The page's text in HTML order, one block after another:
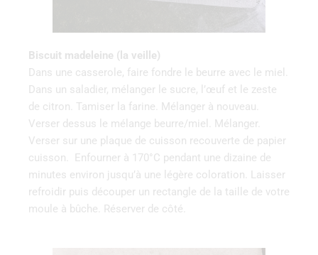
Biscuit madeleine (la veille)
Dans une casserole, faire fondre le beurre avec le miel.
Dans un saladier, mélanger le sucre, l’œuf et le zeste
de citron. Tamiser la farine. Mélanger à nouveau.
Verser dessus le mélange beurre/miel. Mélanger.
Verser sur une plaque de cuisson recouverte de papier
cuisson. Enfourner à 170°C pendant une dizaine de
minutes environ jusqu’à une légère coloration. Laisser
refroidir puis découper un rectangle de la taille de votre
moule à bûche. Réserver de côté.